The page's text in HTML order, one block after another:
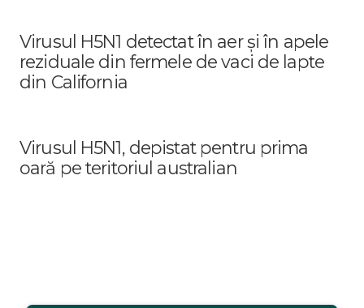
Virusul H5N1 detectat în aer și în apele
reziduale din fermele de vaci de lapte
din California
Virusul H5N1, depistat pentru prima
oară pe teritoriul australian